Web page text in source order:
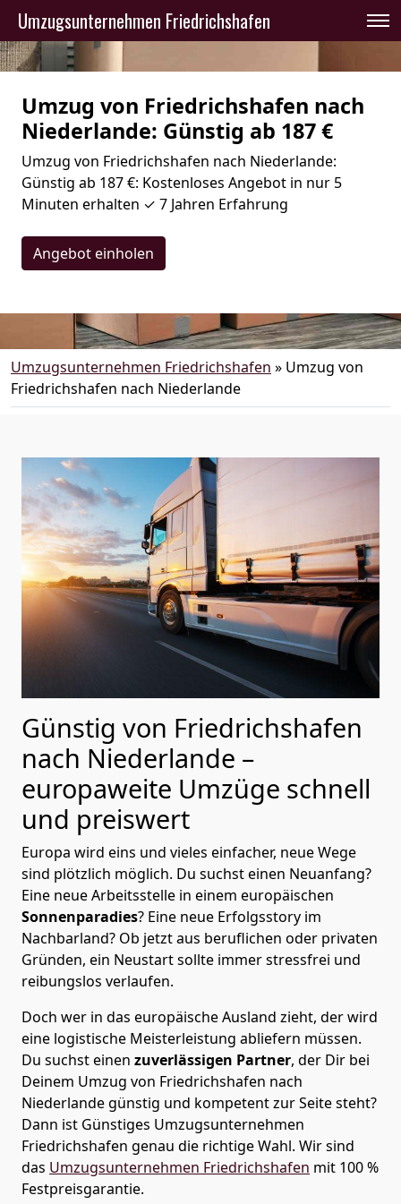
Umzugsunternehmen Friedrichshafen
Umzug von Friedrichshafen nach
Niederlande: Günstig ab 187 €
Umzug von Friedrichshafen nach Niederlande:
Günstig ab 187 €: Kostenloses Angebot in nur 5
Minuten erhalten ✓ 7 Jahren Erfahrung
Angebot einholen
Umzugsunternehmen Friedrichshafen » Umzug von
Friedrichshafen nach Niederlande
Günstig von Friedrichshafen
nach Niederlande –
europaweite Umzüge schnell
und preiswert
Europa wird eins und vieles einfacher, neue Wege
sind plötzlich möglich. Du suchst einen Neuanfang?
Eine neue Arbeitsstelle in einem europäischen
Sonnenparadies? Eine neue Erfolgsstory im
Nachbarland? Ob jetzt aus beruflichen oder privaten
Gründen, ein Neustart sollte immer stressfrei und
reibungslos verlaufen.
Doch wer in das europäische Ausland zieht, der wird
eine logistische Meisterleistung abliefern müssen.
Du suchst einen zuverlässigen Partner, der Dir bei
Deinem Umzug von Friedrichshafen nach
Niederlande günstig und kompetent zur Seite steht?
Dann ist Günstiges Umzugsunternehmen
Friedrichshafen genau die richtige Wahl. Wir sind
das Umzugsunternehmen Friedrichshafen mit 100 %
Festpreisgarantie.